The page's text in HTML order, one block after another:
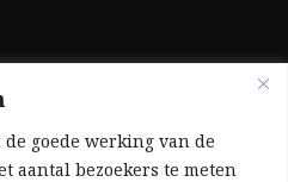
goede werking van de
aantal bezoekers te meten
zelf gefinancierd zijn
commerciële